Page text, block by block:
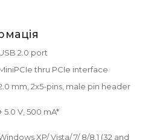
2.0 port
thru PCIe interface
mm, 2x5-pins, male pin header
5.0 V, 500 mA*
XP/ Vista/ 7/ 8/8.1 (32 and